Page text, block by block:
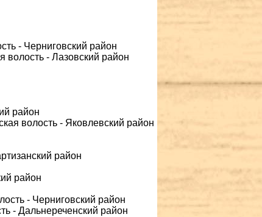
- Черниговский район
волость - Лазовский район
район
волость - Яковлевский район
район
район
- Черниговский район
- Дальнереченский район